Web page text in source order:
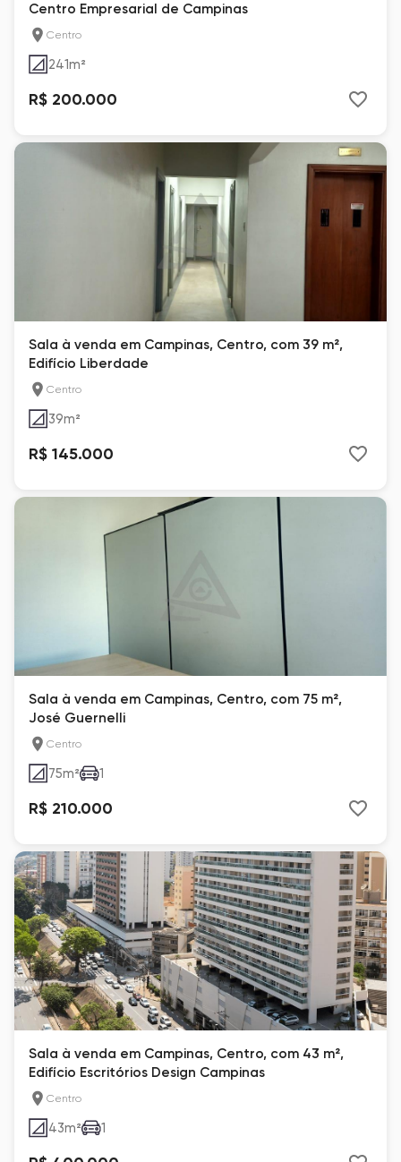
Centro Empresarial de Campinas
Centro
241m²
R$ 200.000
Sala à venda em Campinas, Centro, com 39 m²,
Edifício Liberdade
Centro
39m²
R$ 145.000
Sala à venda em Campinas, Centro, com 75 m²,
José Guernelli
Centro
75m² 1
R$ 210.000
Sala à venda em Campinas, Centro, com 43 m²,
Edifício Escritórios Design Campinas
Centro
43m² 1